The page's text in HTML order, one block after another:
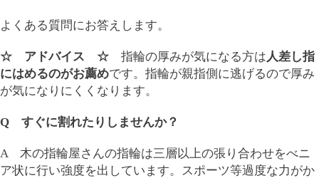
よくある質問にお答えします。
☆ アドバイス ☆ 指輪の厚みが気になる方は人差し指
にはめるのがお薦めです。指輪が親指側に逃げるので厚み
が気になりにくくなります。
Q すぐに割れたりしませんか？
A 木の指輪屋さんの指輪は三層以上の張り合わせをべニ
ア状に行い強度を出しています。スポーツ等過度な力がか